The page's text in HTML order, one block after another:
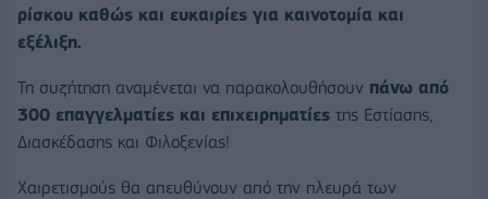
ρίσκου καθώς και ευκαιρίες για καινοτομία και
εξέλιξη.
Τη συζήτηση αναμένεται να παρακολουθήσουν πάνω από
300 επαγγελματίες και επιχειρηματίες της Εστίασης,
Διασκέδασης και Φιλοξενίας!
Χαιρετισμούς θα απευθύνουν από την πλευρά των